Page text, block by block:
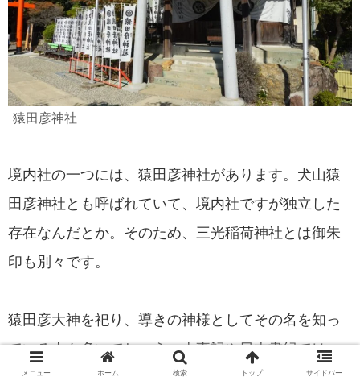
猿田彦神社
境内社の一つには、猿田彦神社があります。犬山猿
田彦神社とも呼ばれていて、境内社ですが独立した
存在なんだとか。そのため、三光稲荷神社とは御朱
印も別々です。
猿田彦大神を祀り、導きの神様としてその名を知っ
ている人も多いでしょう。古事記や日本書紀では、
天孫降臨に登場していて、天照大神の使者を高千穂
メニュー ホーム 検索 トップ サイドバー